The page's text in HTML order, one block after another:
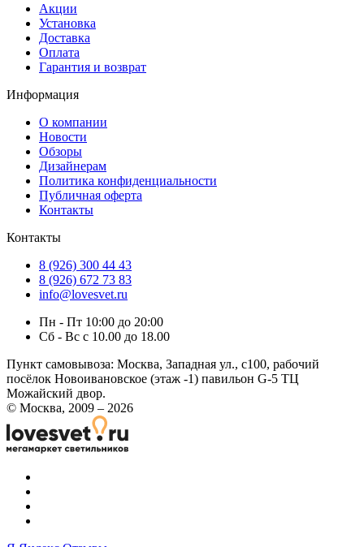
Акции
Установка
Доставка
Оплата
Гарантия и возврат
Информация
О компании
Новости
Обзоры
Дизайнерам
Политика конфиденциальности
Публичная оферта
Контакты
Контакты
8 (926) 300 44 43
8 (926) 672 73 83
info@lovesvet.ru
Пн - Пт 10:00 до 20:00
Сб - Вс с 10.00 до 18.00
Пункт самовывоза: Москва, Западная ул., с100, рабочий
посёлок Новоивановское (этаж -1) павильон G-5 ТЦ
Можайский двор.
© Москва, 2009 – 2026